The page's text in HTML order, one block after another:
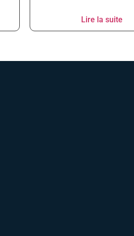
Lire la suite